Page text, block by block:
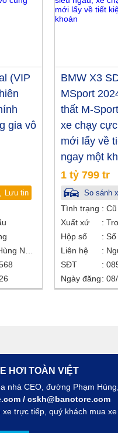
(VIP
gia vô
Lưu tin
BMW X3
MSport
thất M-
xe chạy
mới lấy về
ngay một
1 tỷ 799 tr
So sánh
Tình trạng
Cũ
Xuất xứ
Hộp số
Liên hệ
SĐT
Ngày đăng
HƠI TOÀN VIỆT
nhà CEO, đường Phạm
/ cskh@banotore.com
xe trực tiếp, quý khách mua